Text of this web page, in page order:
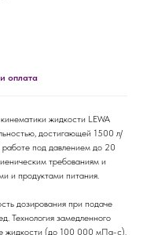
оплата
жидкости LEWA
достигающей 1500 л/
работе под давлением до 20
требованиям и
и продуктами питания.
дозирования при подаче
Технология замедленного
жидкости (до 100 000 мПа-с).